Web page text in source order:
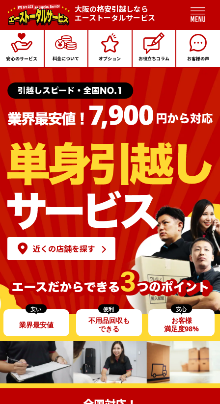
大阪の格安引越しなら
エーストータルサービス
安心のサービス 料金について オプション お役立ちコラム お客様の声
近くの店舗を探す
安い
業界最安値
便利
不用品回収も
できる
安心
お客様
満足度98%